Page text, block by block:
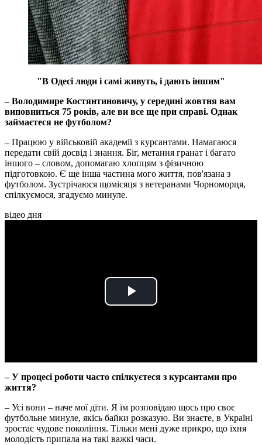
"В Одесі люди і самі живуть, і дають іншим"
– Володимире Костянтиновичу, у середині жовтня вам
виповниться 75 років, але ви все ще при справі. Однак
займаєтеся не футболом?
– Працюю у військовій академії з курсантами. Намагаюся
передати свій досвід і знання. Біг, метання гранат і багато
іншого – словом, допомагаю хлопцям з фізичною
підготовкою. Є ще інша частина мого життя, пов'язана з
футболом. Зустрічаюся щомісяця з ветеранами Чорноморця,
спілкуємося, згадуємо минуле.
відео дня
Play
– У процесі роботи часто спілкуєтеся з курсантами про
життя?
– Усі вони – наче мої діти. Я їм розповідаю щось про своє
футбольне минуле, якісь байки розказую. Ви знаєте, в Україні
зростає чудове покоління. Тільки мені дуже прикро, що їхня
молодість припала на такі важкі часи.